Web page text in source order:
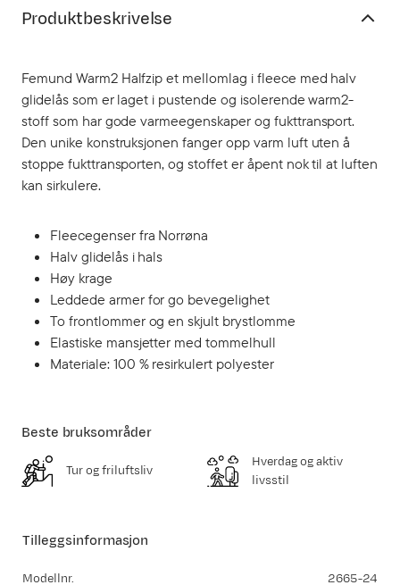
Produktbeskrivelse
Femund Warm2 Halfzip et mellomlag i fleece med halv
glidelås som er laget i pustende og isolerende warm2-
stoff som har gode varmeegenskaper og fukttransport.
Den unike konstruksjonen fanger opp varm luft uten å
stoppe fukttransporten, og stoffet er åpent nok til at luften
kan sirkulere.
Fleecegenser fra Norrøna
Halv glidelås i hals
Høy krage
Leddede armer for go bevegelighet
To frontlommer og en skjult brystlomme
Elastiske mansjetter med tommelhull
Materiale: 100 % resirkulert polyester
Tilleggsinformasjon
Modellnr. 2665-24
Beste bruksområder
Tur og friluftsliv
Hverdag og aktiv
livsstil